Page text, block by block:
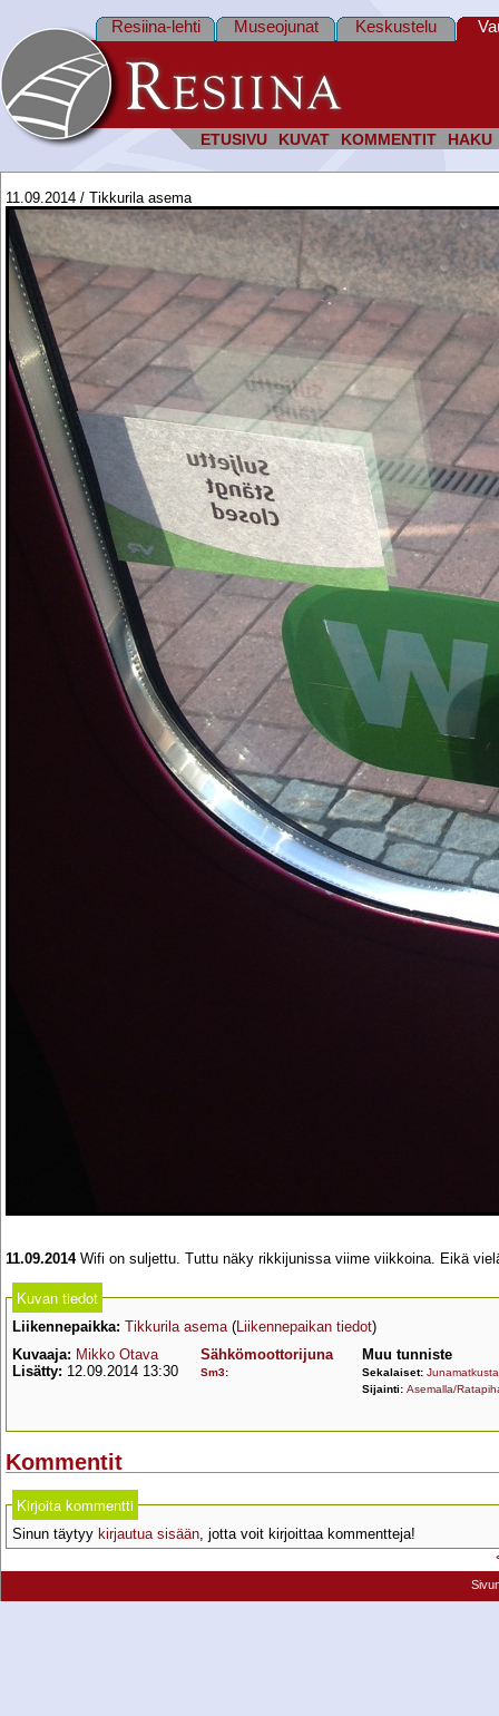
ETUSIVU KUVAT KOMMENTIT HAKU
Resiina-lehti Museojunat Keskustelu
11.09.2014 / Tikkurila asema
11.09.2014Wifi on suljettu. Tuttu näky rikkijunissa viime viikkoina. Eikä
Kuvan tiedot
Liikennepaikka: Tikkurila asema(Liikennepaikan tiedot)
Kuvaaja: Mikko Otava
Lisätty: 12.09.2014 13:30
Sähkömoottorijuna
Sm3:
Muu tunniste
Sekalaiset:
Sijainti: Asemalla/
Kommentit
Kirjoita kommentti
Sinun täytyy kirjautua sisään, jotta voit kirjoittaa kommentteja!